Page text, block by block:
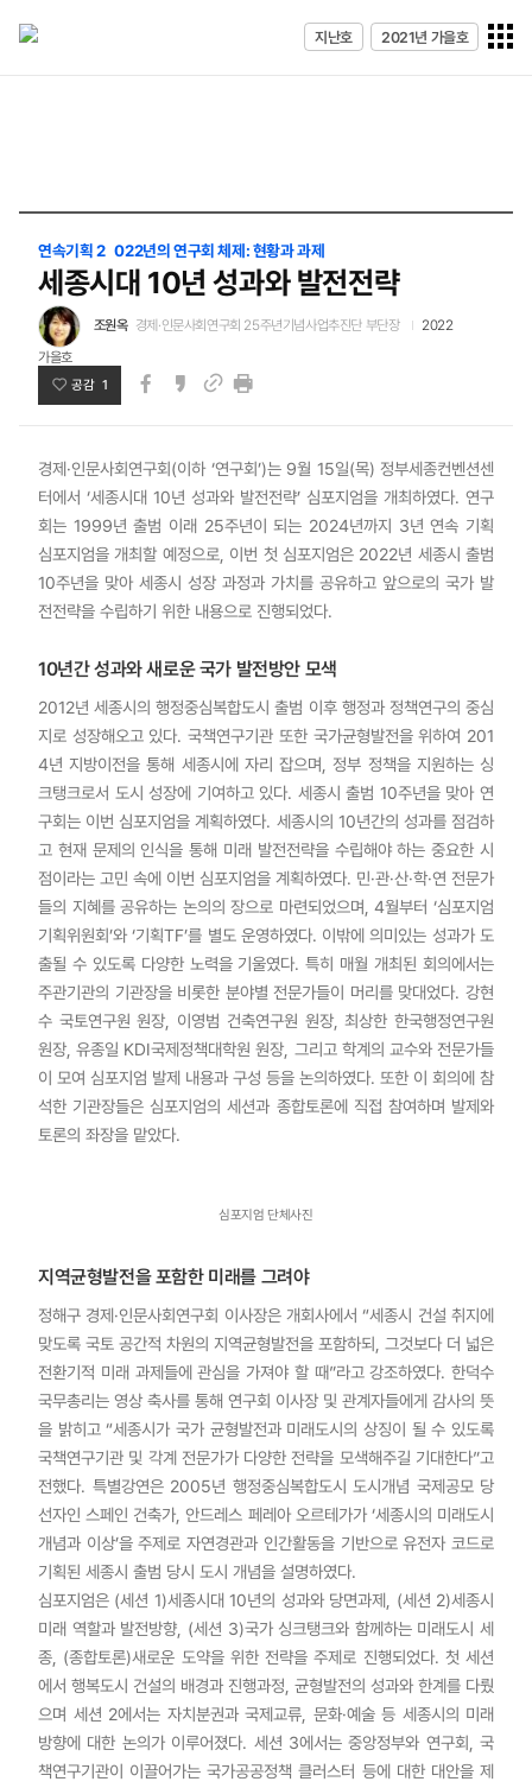
전체메
열기
지난호 2021년 가을호
연속기획 2 022년의 연구회 체제: 현황과 과제
세종시대 10년 성과와 발전전략
조원옥 경제·인문사회연구회 25주년기념사업추진단 부단장
2022
가을호
공감 1
경제·인문사회연구회(이하 ‘연구회’)는 9월 15일(목) 정부세종컨벤션센
터에서 ‘세종시대 10년 성과와 발전전략’ 심포지엄을 개최하였다. 연구
회는 1999년 출범 이래 25주년이 되는 2024년까지 3년 연속 기획
심포지엄을 개최할 예정으로, 이번 첫 심포지엄은 2022년 세종시 출범
10주년을 맞아 세종시 성장 과정과 가치를 공유하고 앞으로의 국가 발
전전략을 수립하기 위한 내용으로 진행되었다.
10년간 성과와 새로운 국가 발전방안 모색
2012년 세종시의 행정중심복합도시 출범 이후 행정과 정책연구의 중심
지로 성장해오고 있다. 국책연구기관 또한 국가균형발전을 위하여 201
4년 지방이전을 통해 세종시에 자리 잡으며, 정부 정책을 지원하는 싱
크탱크로서 도시 성장에 기여하고 있다. 세종시 출범 10주년을 맞아 연
구회는 이번 심포지엄을 계획하였다. 세종시의 10년간의 성과를 점검하
고 현재 문제의 인식을 통해 미래 발전전략을 수립해야 하는 중요한 시
점이라는 고민 속에 이번 심포지엄을 계획하였다. 민·관·산·학·연 전문가
들의 지혜를 공유하는 논의의 장으로 마련되었으며, 4월부터 ‘심포지엄
기획위원회’와 ‘기획TF’를 별도 운영하였다. 이밖에 의미있는 성과가 도
출될 수 있도록 다양한 노력을 기울였다. 특히 매월 개최된 회의에서는
주관기관의 기관장을 비롯한 분야별 전문가들이 머리를 맞대었다. 강현
수 국토연구원 원장, 이영범 건축연구원 원장, 최상한 한국행정연구원
원장, 유종일 KDI국제정책대학원 원장, 그리고 학계의 교수와 전문가들
이 모여 심포지엄 발제 내용과 구성 등을 논의하였다. 또한 이 회의에 참
석한 기관장들은 심포지엄의 세션과 종합토론에 직접 참여하며 발제와
토론의 좌장을 맡았다.
심포지엄 단체사진
지역균형발전을 포함한 미래를 그려야
정해구 경제·인문사회연구회 이사장은 개회사에서 “세종시 건설 취지에
맞도록 국토 공간적 차원의 지역균형발전을 포함하되, 그것보다 더 넓은
전환기적 미래 과제들에 관심을 가져야 할 때”라고 강조하였다. 한덕수
국무총리는 영상 축사를 통해 연구회 이사장 및 관계자들에게 감사의 뜻
을 밝히고 “세종시가 국가 균형발전과 미래도시의 상징이 될 수 있도록
국책연구기관 및 각계 전문가가 다양한 전략을 모색해주길 기대한다”고
전했다. 특별강연은 2005년 행정중심복합도시 도시개념 국제공모 당
선자인 스페인 건축가, 안드레스 페레아 오르테가가 ‘세종시의 미래도시
개념과 이상’을 주제로 자연경관과 인간활동을 기반으로 유전자 코드로
기획된 세종시 출범 당시 도시 개념을 설명하였다.
심포지엄은 (세션 1)세종시대 10년의 성과와 당면과제, (세션 2)세종시
미래 역할과 발전방향, (세션 3)국가 싱크탱크와 함께하는 미래도시 세
종, (종합토론)새로운 도약을 위한 전략을 주제로 진행되었다. 첫 세션
에서 행복도시 건설의 배경과 진행과정, 균형발전의 성과와 한계를 다뤘
으며 세션 2에서는 자치분권과 국제교류, 문화·예술 등 세종시의 미래
방향에 대한 논의가 이루어졌다. 세션 3에서는 중앙정부와 연구회, 국
책연구기관이 이끌어가는 국가공공정책 클러스터 등에 대한 대안을 제